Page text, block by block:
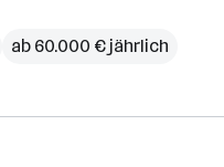
ab 60.000 € jährlich